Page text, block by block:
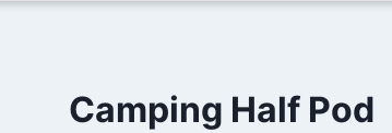
Camping Half Pod